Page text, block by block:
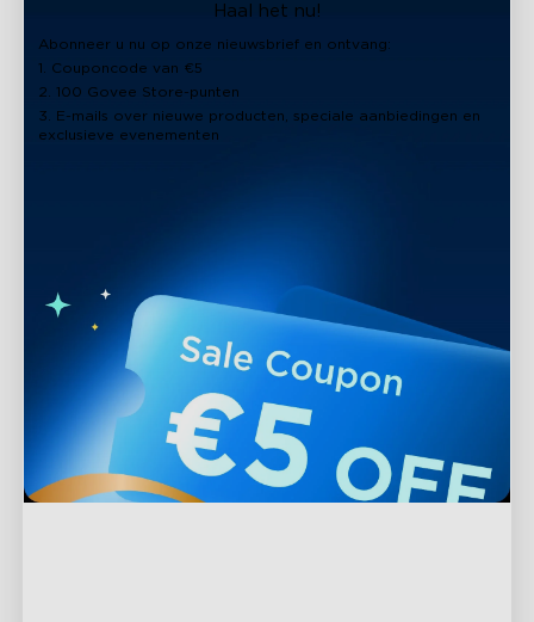
Haal het nu!
Abonneer u nu op onze nieuwsbrief en ontvang:
1. Couponcode van €5
2. 100 Govee Store-punten
3. E-mails over nieuwe producten, speciale aanbiedingen en
exclusieve evenementen